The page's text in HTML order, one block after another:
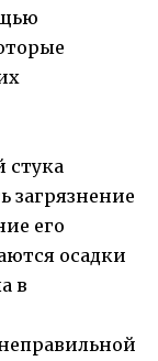
загрязнение
его
осадки
в